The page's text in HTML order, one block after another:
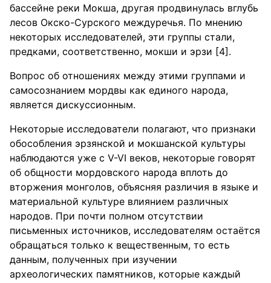
бассейне реки Мокша, другая продвинулась вглубь
лесов Окско-Сурского междуречья. По мнению
некоторых исследователей, эти группы стали,
предками, соответственно, мокши и эрзи [4].
Вопрос об отношениях между этими группами и
самосознанием мордвы как единого народа,
является дискуссионным.
Некоторые исследователи полагают, что признаки
обособления эрзянской и мокшанской культуры
наблюдаются уже с V-VI веков, некоторые говорят
об общности мордовского народа вплоть до
вторжения монголов, объясняя различия в языке и
материальной культуре влиянием различных
народов. При почти полном отсутствии
письменных источников, исследователям остаётся
обращаться только к вещественным, то есть
данным, полученных при изучении
археологических памятников, которые каждый